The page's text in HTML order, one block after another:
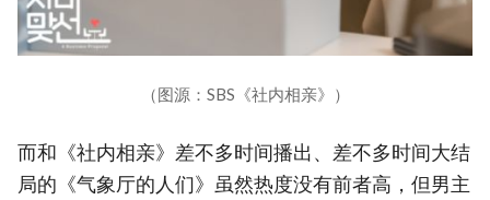
（图源：SBS《社内相亲》）
而和《社内相亲》差不多时间播出、差不多时间大结
局的《气象厅的人们》虽然热度没有前者高，但男主